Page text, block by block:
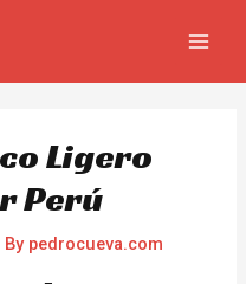
Ligero
Perú
pedrocueva.com